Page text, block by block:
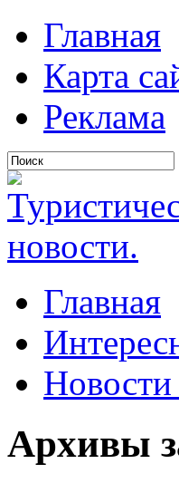
Главная
Карта
Реклама
Главная
Новости
Архивы